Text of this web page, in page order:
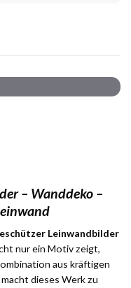
– Wanddeko –
Leinwandbilder
nur ein Motiv zeigt,
aus kräftigen
dieses Werk zu